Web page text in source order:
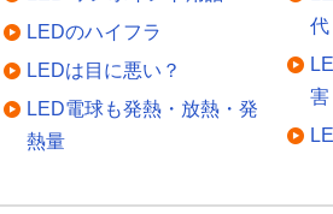
LEDのハイフラ
LEDは目に悪い？
LED電球も発熱・放熱・発
熱量
代
害